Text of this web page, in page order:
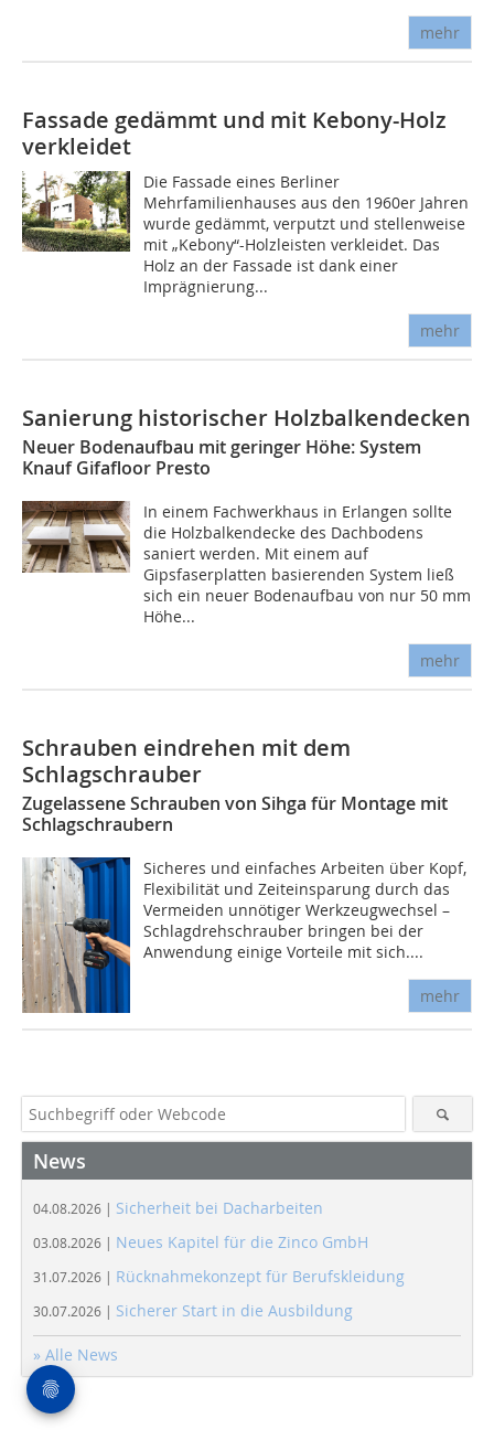
mehr
Fassade gedämmt und mit Kebony-Holz
verkleidet
Die Fassade eines Berliner
Mehrfamilienhauses aus den 1960er Jahren
wurde gedämmt, verputzt und stellenweise
mit „Kebony“-Holzleisten verkleidet. Das
Holz an der Fassade ist dank einer
Imprägnierung...
mehr
Sanierung historischer Holzbalkendecken
Neuer Bodenaufbau mit geringer Höhe: System
Knauf Gifafloor Presto
In einem Fachwerkhaus in Erlangen sollte
die Holzbalkendecke des Dachbodens
saniert werden. Mit einem auf
Gipsfaserplatten basierenden System ließ
sich ein neuer Bodenaufbau von nur 50 mm
Höhe...
mehr
Schrauben eindrehen mit dem
Schlagschrauber
Zugelassene Schrauben von Sihga für Montage mit
Schlagschraubern
Sicheres und einfaches Arbeiten über Kopf,
Flexibilität und Zeiteinsparung durch das
Vermeiden unnötiger Werkzeugwechsel –
Schlagdrehschrauber bringen bei der
Anwendung einige Vorteile mit sich....
mehr
News
04.08.2026 | Sicherheit bei Dacharbeiten
03.08.2026 | Neues Kapitel für die Zinco GmbH
31.07.2026 | Rücknahmekonzept für Berufskleidung
30.07.2026 | Sicherer Start in die Ausbildung
» Alle News